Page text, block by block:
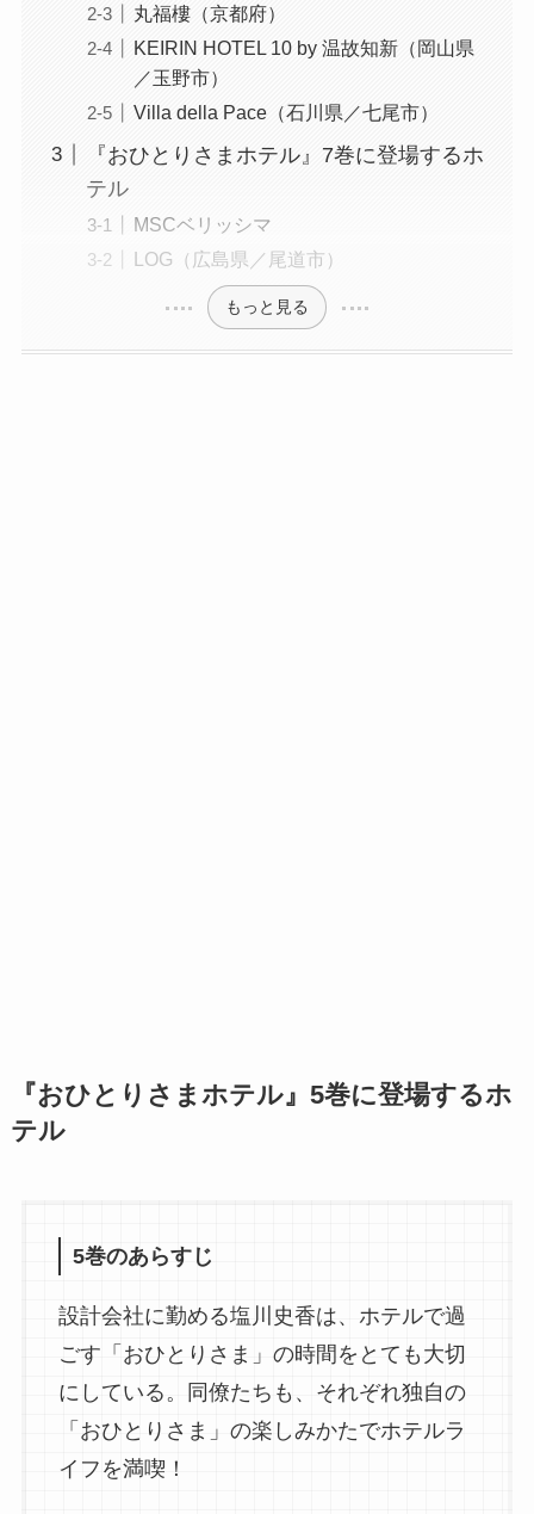
丸福樓（京都府）
KEIRIN HOTEL 10 by 温故知新（岡山県
／玉野市）
Villa della Pace（石川県／七尾市）
『おひとりさまホテル』7巻に登場するホ
テル
MSCベリッシマ
LOG（広島県／尾道市）
もっと見る
『おひとりさまホテル』5巻に登場するホ
テル
5巻のあらすじ
設計会社に勤める塩川史香は、ホテルで過
ごす「おひとりさま」の時間をとても大切
にしている。同僚たちも、それぞれ独自の
「おひとりさま」の楽しみかたでホテルラ
イフを満喫！